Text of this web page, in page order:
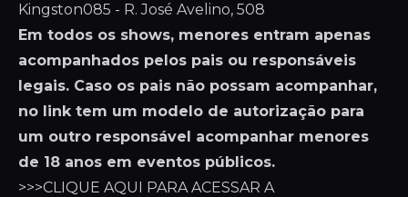
Kingston085 - R. José Avelino, 508
Em todos os shows, menores entram apenas
acompanhados pelos pais ou responsáveis
legais. Caso os pais não possam acompanhar,
no link tem um modelo de autorização para
um outro responsável acompanhar menores
de 18 anos em eventos públicos.
>>>CLIQUE AQUI PARA ACESSAR A